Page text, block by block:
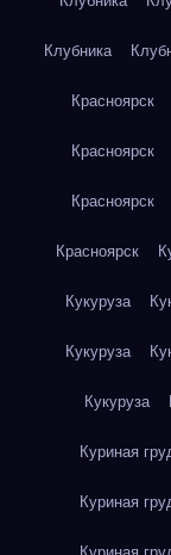
Клубника
Красноярск
Красноярск
Красноярск
Красноярск
Кукуруза
Кукуруза
Кукуруза
Куриная
Куриная